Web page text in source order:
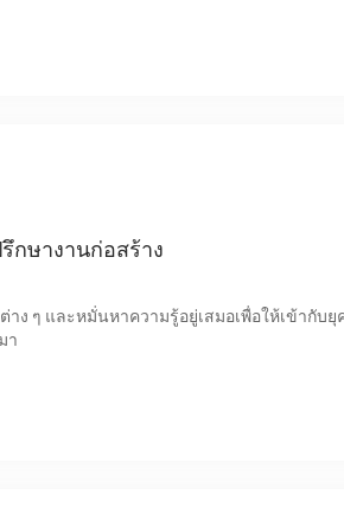
กษางานก่อสร้าง
ง ๆ และหมั่นหาความรู้อยู่เสมอเพื่อให้เข้ากับยุ
า